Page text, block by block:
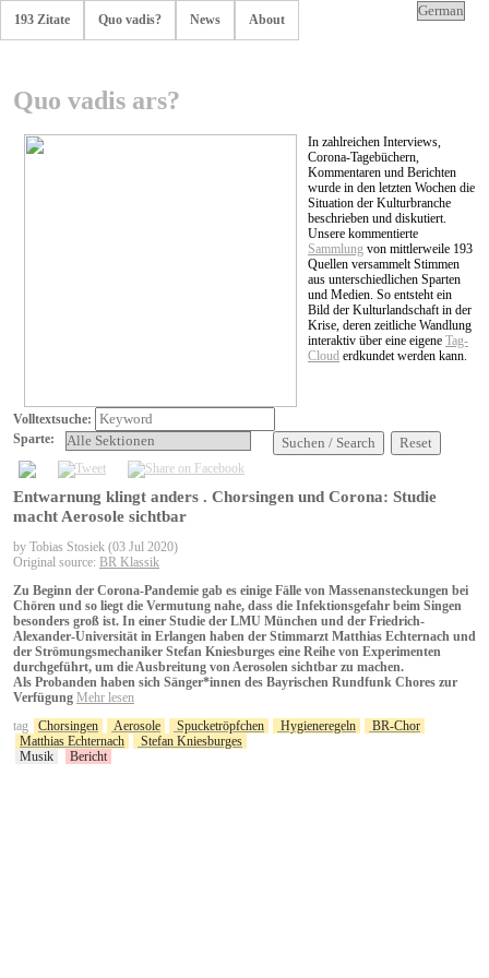
193 Zitate Quo vadis? News About
Quo vadis ars?
In zahlreichen Interviews,
Corona-Tagebüchern,
Kommentaren und Berichten
wurde in den letzten Wochen die
Situation der Kulturbranche
beschrieben und diskutiert.
Unsere kommentierte
Sammlung von mittlerweile 193
Quellen versammelt Stimmen
aus unterschiedlichen Sparten
und Medien. So entsteht ein
Bild der Kulturlandschaft in der
Krise, deren zeitliche Wandlung
interaktiv über eine eigene Tag-
Cloud erdkundet werden kann.
Volltextsuche:
Sparte:
Suchen / Search Reset
Entwarnung klingt anders . Chorsingen und Corona: Studie
macht Aerosole sichtbar
by Tobias Stosiek (03 Jul 2020)
Original source: BR Klassik
Zu Beginn der Corona-Pandemie gab es einige Fälle von Massenansteckungen bei
Chören und so liegt die Vermutung nahe, dass die Infektionsgefahr beim Singen
besonders groß ist. In einer Studie der LMU München und der Friedrich-
Alexander-Universität in Erlangen haben der Stimmarzt Matthias Echternach und
der Strömungsmechaniker Stefan Kniesburges eine Reihe von Experimenten
durchgeführt, um die Ausbreitung von Aerosolen sichtbar zu machen.
Als Probanden haben sich Sänger*innen des Bayrischen Rundfunk Chores zur
Verfügung Mehr lesen
tag
Chorsingen Aerosole Spucketröpfchen Hygieneregeln
BR-Chor
Matthias Echternach
Stefan Kniesburges
Musik
Bericht